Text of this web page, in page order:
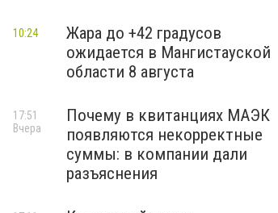
Жара до +42 градусов
ожидается в Мангистауской
области 8 августа
10:24
Почему в квитанциях МАЭК
появляются некорректные
суммы: в компании дали
разъяснения
17:51
Вчера